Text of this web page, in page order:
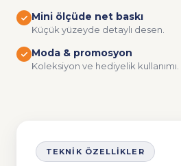
Mini ölçüde net baskı
Küçük yüzeyde detaylı desen.
Moda & promosyon
Koleksiyon ve hediyelik kullanımı.
TEKNIK ÖZELLIKLER